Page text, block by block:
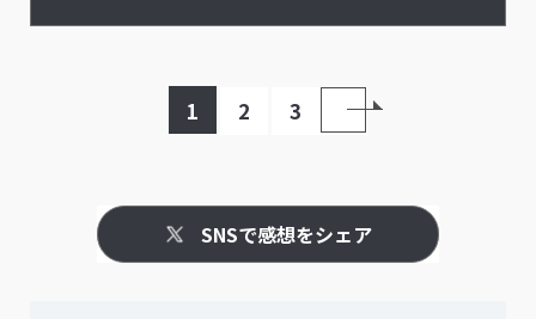
1 2 3
SNSで感想をシェア